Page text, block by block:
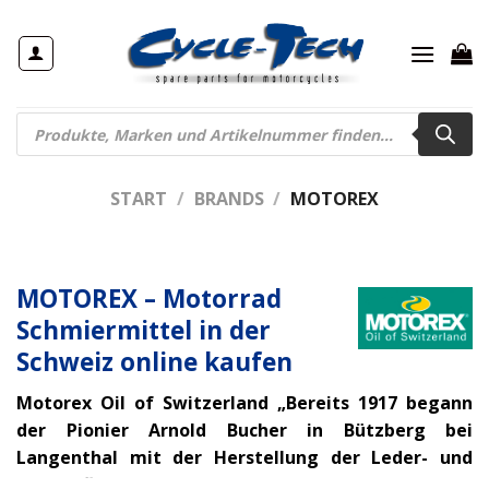
Inhalt
springen
Products
search
START / BRANDS / MOTOREX
MOTOREX – Motorrad
Schmiermittel in der
Schweiz online kaufen
Motorex Oil of Switzerland „Bereits 1917 begann
der Pionier Arnold Bucher in Bützberg bei
Langenthal mit der Herstellung der Leder- und